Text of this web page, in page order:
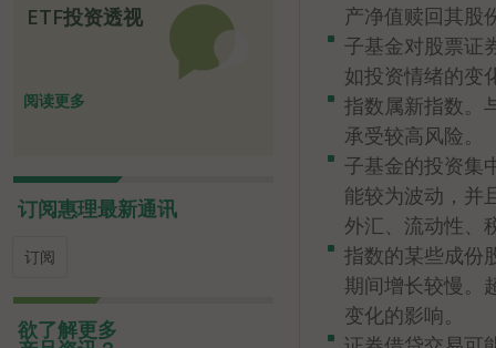
ETF投资透视
阅读更多
订阅惠理最新通讯
订阅
欲了解更多
产净值赎回其股
子基金对股票证
如投资情绪的变
指数属新指数。
承受较高风险。
子基金的投资集
能较为波动，并
外汇、流动性、
指数的某些成份
期间增长较慢。
变化的影响。